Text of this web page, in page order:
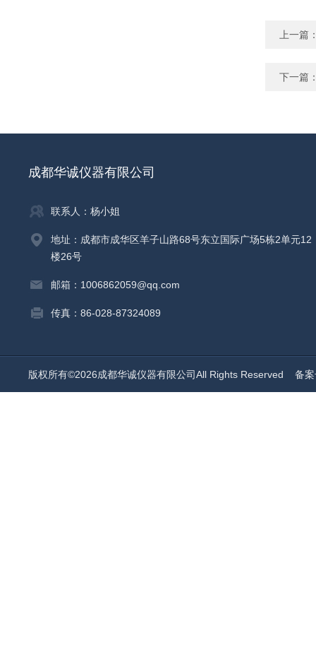
上一篇
下一篇
成都华诚仪器有限公司
联系人：杨小姐
地址：成都市成华区羊子山路68号东立国际广场5栋2单元12
楼26号
邮箱：1006862059@qq.com
传真：86-028-87324089
版权所有©2026成都华诚仪器有限公司All Rights Reserved 备